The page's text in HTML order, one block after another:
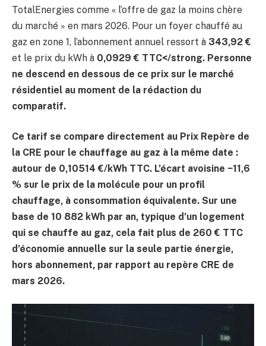
TotalEnergies comme « l’offre de gaz la moins chère
du marché » en mars 2026. Pour un foyer chauffé au
gaz en zone 1, l’abonnement annuel ressort à 343,92 €
et le prix du kWh à 0,0929 € TTC</strong. Personne
ne descend en dessous de ce prix sur le marché
résidentiel au moment de la rédaction du
comparatif.
Ce tarif se compare directement au Prix Repère de
la CRE pour le chauffage au gaz à la même date :
autour de 0,10514 €/kWh TTC. L’écart avoisine −11,6
% sur le prix de la molécule pour un profil
chauffage, à consommation équivalente. Sur une
base de 10 882 kWh par an, typique d’un logement
qui se chauffe au gaz, cela fait plus de 260 € TTC
d’économie annuelle sur la seule partie énergie,
hors abonnement, par rapport au repère CRE de
mars 2026.